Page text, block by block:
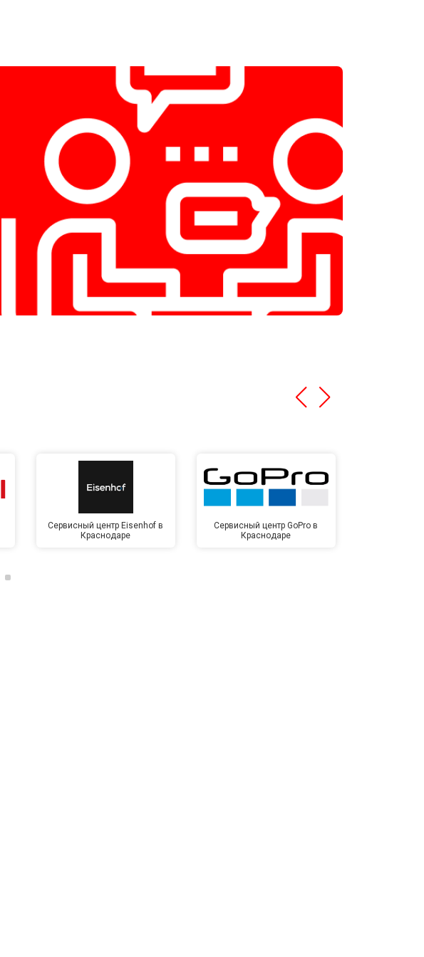
Сервисный центр Eisenhof в
Краснодаре
Сервисный центр GoPro в
Краснодаре